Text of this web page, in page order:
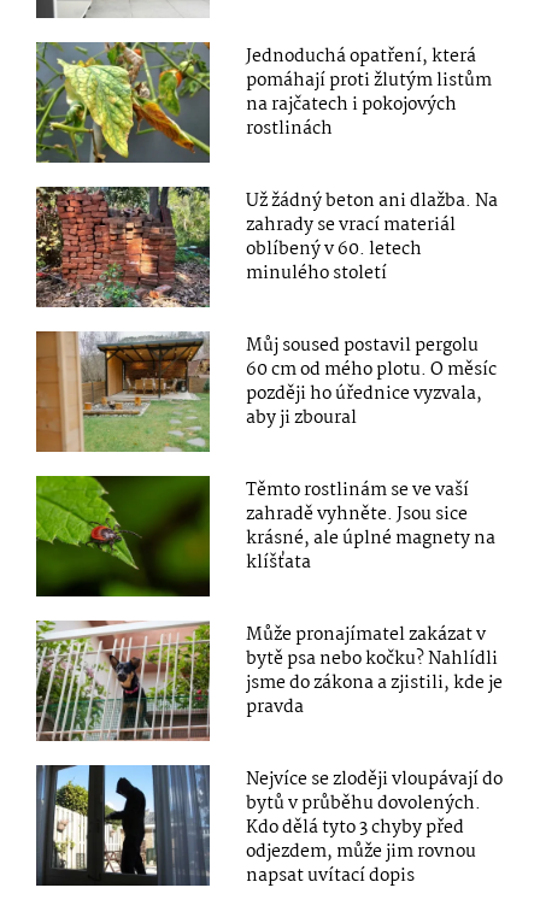
Jednoduchá opatření, která
pomáhají proti žlutým listům
na rajčatech i pokojových
rostlinách
Už žádný beton ani dlažba. Na
zahrady se vrací materiál
oblíbený v 60. letech
minulého století
Můj soused postavil pergolu
60 cm od mého plotu. O měsíc
později ho úřednice vyzvala,
aby ji zboural
Těmto rostlinám se ve vaší
zahradě vyhněte. Jsou sice
krásné, ale úplné magnety na
klíšťata
Může pronajímatel zakázat v
bytě psa nebo kočku? Nahlídli
jsme do zákona a zjistili, kde je
pravda
Nejvíce se zloději vloupávají do
bytů v průběhu dovolených.
Kdo dělá tyto 3 chyby před
odjezdem, může jim rovnou
napsat uvítací dopis